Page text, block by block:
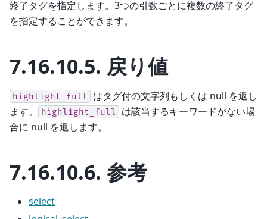
終了タグを指定します。3つの引数ごとに複数の終了タグ
を指定することができます。
7.16.10.5. 戻り値
highlight_full
はタグ付の文字列もしくは null を返し
ます。
highlight_full
は該当するキーワードがない場
合に null を返します。
7.16.10.6. 参考
select